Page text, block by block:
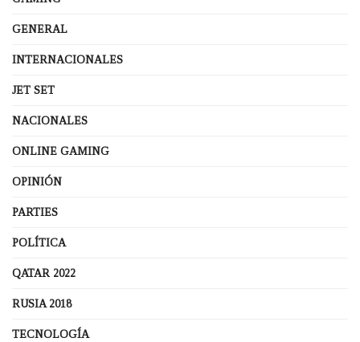
GENERAL
INTERNACIONALES
JET SET
NACIONALES
ONLINE GAMING
OPINIÓN
PARTIES
POLÍTICA
QATAR 2022
RUSIA 2018
TECNOLOGÍA